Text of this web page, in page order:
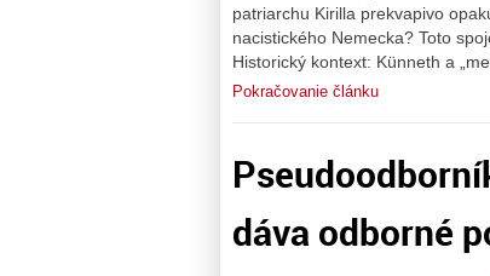
patriarchu Kirilla prekvapivo
nacistického Nemecka? Toto
Historický kontext: Künneth a
Pokračovanie článku
dáva odborné